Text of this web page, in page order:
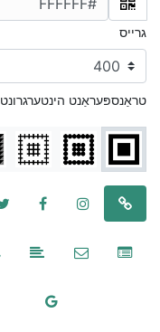
גרייס
טראַנספּעראַנט הינטערגרונט